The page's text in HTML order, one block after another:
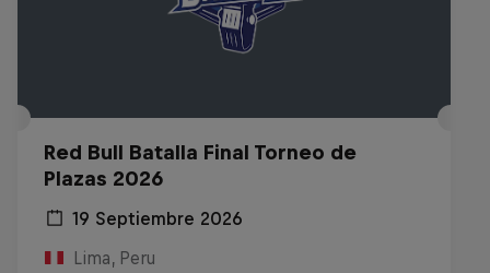
Red Bull Batalla Final Torneo de
Plazas 2026
19 Septiembre 2026
Lima, Peru